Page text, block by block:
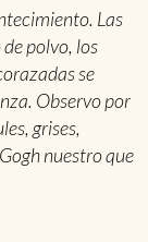
Las
polvo, los
se
Observo por
grises,
nuestro que